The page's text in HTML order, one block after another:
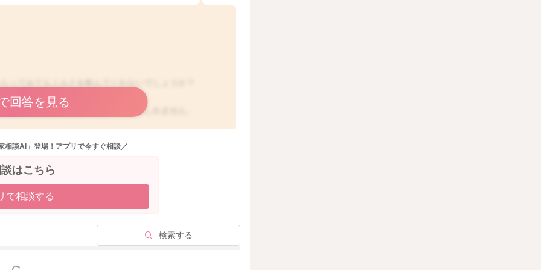
量を増やすようにされるといいかもしれません。
回答を見る
相談AI」登場！アプリで今すぐ相談／
はこちら
で相談する
検索する